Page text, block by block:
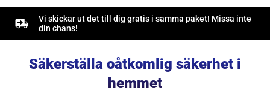
Vi skickar ut det till dig gratis i samma paket! Missa inte
din chans!
Säkerställa oåtkomlig säkerhet i
hemmet